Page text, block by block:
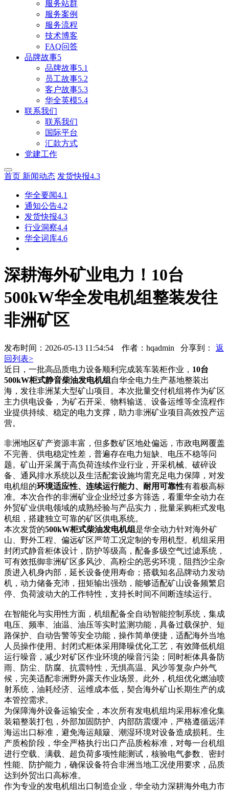
服务站群
服务案例
服务流程
技术博客
FAQ问答
品牌故事5
品牌故事5.1
员工故事5.2
客户故事5.3
华全英模5.4
联系我们
联系我们
国际平台
汇款方式
党建工作
首页 新闻动态 发货快报4.3
华全要闻4.1
通知公告4.2
发货快报4.3
行业洞察4.4
华全词库4.6
深耕海外矿业电力！10台
500kW华全发电机组整装发往
非洲矿区
发布时间：2026-05-13 11:54:54 作者：hqadmin 分享到：
返
回列表>
近日，一批高品质电力设备顺利完成装车装柜作业， 10台
500kW柜式静音柴油发电机组 自华全电力生产基地整装出
海，发往非洲某大型矿山项目。本次批量交付机组将作为矿区
主力供电设备，为矿石开采、物料输送、设备运维等全流程作
业提供持续、稳定的电力支撑，助力非洲矿业项目高效投产运
营。
非洲地区矿产资源丰富，但多数矿区地处偏远，市政电网覆盖
不完善、供电稳定性差，普遍存在电力短缺、电压不稳等问
题。矿山开采属于高负荷连续作业行业，开采机械、破碎设
备、通风排水系统以及生活配套设施均需充足电力保障，对发
电机组的环境适应性、连续运行能力、耐用可靠性有着极高标
准。本次合作的非洲矿业企业经过多方筛选，看重华全动力在
外贸矿业供电领域的成熟经验与产品实力，批量采购柜式发电
机组，搭建独立可靠的矿区供电系统。
本次发货的500kW柜式柴油发电机组 是华全动力针对海外矿
山、野外工程、偏远矿区严苛工况定制的专用机型。机组采用
封闭式静音柜体设计，防护等级高，配备多级空气过滤系统，
可有效抵御非洲矿区多风沙、高粉尘的恶劣环境，阻挡沙尘杂
质进入机身内部，延长设备使用寿命；搭载知名品牌动力发动
机，动力储备充沛，扭矩输出强劲，能够适配矿山设备频繁启
停、负荷波动大的工作特性，支持长时间不间断连续运行。
在智能化与实用性方面，机组配备全自动智能控制系统，集成
电压、频率、油温、油压等实时监测功能，具备过载保护、短
路保护、自动告警等安全功能，操作简单便捷，适配海外当地
人员操作使用。封闭式柜体采用降噪优化工艺，有效降低机组
运行噪音，减少对矿区作业环境的噪音污染；同时柜体具备防
雨、防尘、防腐、抗震特性，无惧高温、风沙等复杂户外气
候，完美适配非洲野外露天作业场景。此外，机组优化燃油喷
射系统，油耗经济、运维成本低，契合海外矿山长期生产的成
本管控需求。
为保障海外设备运输安全，本次所有发电机组均采用标准化集
装箱整装打包，外部加固防护、内部防震缓冲，严格遵循远洋
海运出口标准，避免海运颠簸、潮湿环境对设备造成损耗。生
产质检阶段，华全严格执行出口产品质检标准，对每一台机组
进行空载、满载、超负荷多项性能测试，核验电气参数、密封
性能、防护能力，确保设备符合非洲当地工况使用要求，品质
达到外贸出口高标准。
作为专业的发电机组出口制造企业，华全动力深耕海外电力市